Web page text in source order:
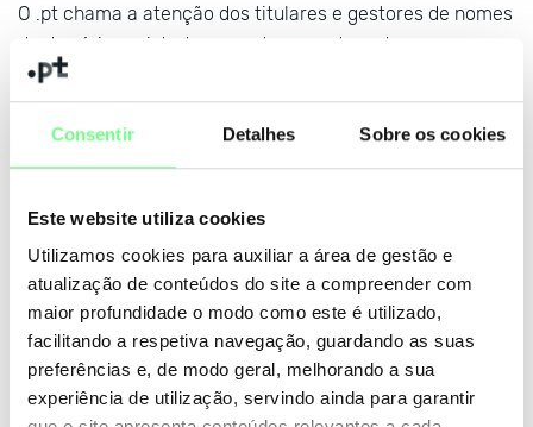
Consentir Detalhes Sobre os cookies
Este website utiliza cookies
Utilizamos cookies para auxiliar a área de gestão e
atualização de conteúdos do site a compreender com
maior profundidade o modo como este é utilizado,
facilitando a respetiva navegação, guardando as suas
preferências e, de modo geral, melhorando a sua
experiência de utilização, servindo ainda para garantir
O .pt chama a atenção dos titulares e gestores de nomes
de domínio registados em .pt, para o teor de mensagens
de email provenientes de entidades que não têm
qualquer relação com a Associação DNS.PT. Todas as
questões relativas a domínios registados em .pt, deverão
ser tratadas diretamente junto da Associação DNS.PT ou
questão, por favor,contacte-nos
+ notícias